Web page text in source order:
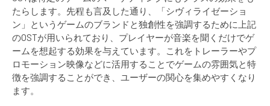
たらします。先程も言及した通り、「シヴィライゼーショ
ン」というゲームのブランドと独創性を強調するために上記
のOSTが用いられており、プレイヤーが音楽を聞くだけでゲ
ームを想起する効果を与えています。これをトレーラーやプ
ロモーション映像などに活用することでゲームの雰囲気と特
徴を強調することができ、ユーザーの関心を集めやすくなり
ます。